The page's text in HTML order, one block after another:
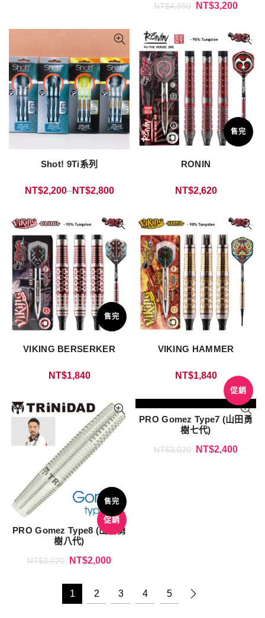
NT$4,650 NT$3,200
Shot! 9Ti系列
NT$2,200–NT$2,800
售完
RONIN
NT$2,620
售完
VIKING BERSERKER
NT$1,840
VIKING HAMMER
NT$1,840
促銷
售完
PRO Gomez Type8 (山田勇
樹八代)
NT$3,020 NT$2,000
促銷
PRO Gomez Type7 (山田勇
樹七代)
NT$3,020 NT$2,400
1 2 3 4 5